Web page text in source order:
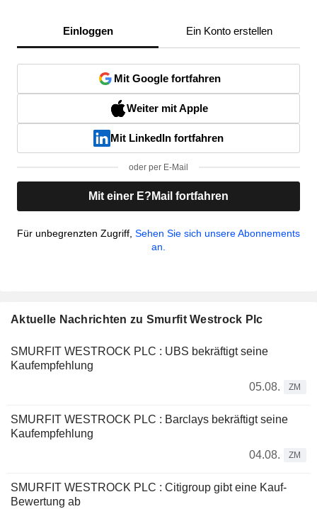
Einloggen Ein Konto erstellen
Mit Google fortfahren
Weiter mit Apple
Mit LinkedIn fortfahren
oder per E-Mail
Mit einer E?Mail fortfahren
Für unbegrenzten Zugriff, Sehen Sie sich unsere Abonnements
an.
Aktuelle Nachrichten zu Smurfit Westrock Plc
SMURFIT WESTROCK PLC : UBS bekräftigt seine
Kaufempfehlung
05.08.
ZM
SMURFIT WESTROCK PLC : Barclays bekräftigt seine
Kaufempfehlung
04.08.
ZM
SMURFIT WESTROCK PLC : Citigroup gibt eine Kauf-
Bewertung ab